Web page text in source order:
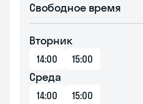
Свободное время
Вторник
14:00 15:00
Среда
14:00 15:00